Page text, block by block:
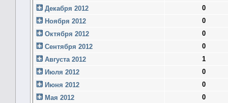
Декабря 2012
0
Ноября 2012
0
Октября 2012
0
Сентября 2012
0
Августа 2012
1
Июля 2012
0
Июня 2012
0
Мая 2012
0